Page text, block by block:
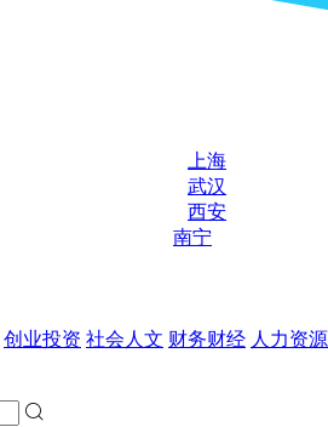
上海
武汉
西安
南宁
创业投资 社会人文 财务财经 人力资源